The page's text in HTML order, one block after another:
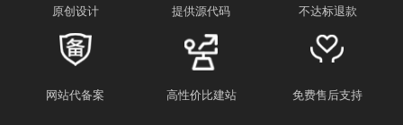
原创设计 提供源代码 不达标退款
网站代备案 高性价比建站 免费售后支持